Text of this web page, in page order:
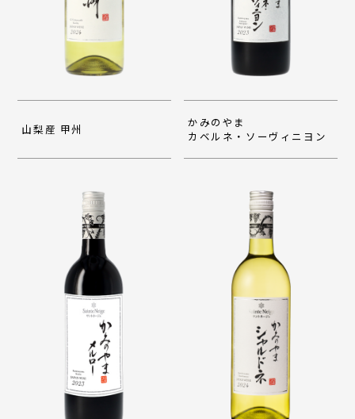
山梨産 甲州
かみのやま
カベルネ・ソーヴィニヨン